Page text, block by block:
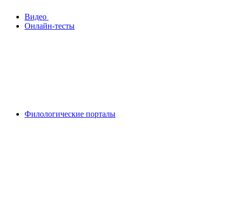
Видео
Онлайн-тесты
Филологические порталы